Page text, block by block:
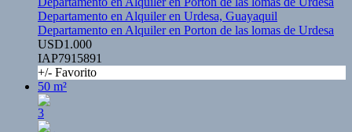
Departamento en Alquiler en Urdesa, Guayaquil
Departamento en Alquiler en Porton de las lomas de Urdesa
USD1.000
IAP7915891
+/- Favorito
50 m²
3